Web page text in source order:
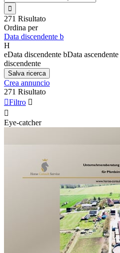

271 Risultato
Ordina per
Data discendente b
H
eData discendente bData ascendente
discendente
Salva ricerca
Crea annuncio
271 Risultato
Filtro 

Eye-catcher